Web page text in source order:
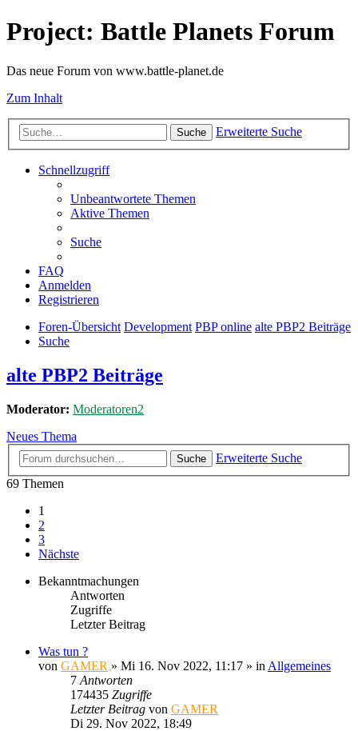
Project: Battle Planets Forum
Das neue Forum von www.battle-planet.de
Zum Inhalt
Suche Erweiterte Suche
Schnellzugriff
Unbeantwortete Themen
Aktive Themen
Suche
FAQ
Anmelden
Registrieren
Foren-Übersicht Development PBP online alte PBP2 Beiträge
Suche
alte PBP2 Beiträge
Moderator: Moderatoren2
Neues Thema
Suche
Erweiterte Suche
69 Themen
1
2
3
Nächste
Bekanntmachungen
Antworten
Zugriffe
Letzter Beitrag
Was tun ?
von GAMER » Mi 16. Nov 2022, 11:17 » in Allgemeines
7 Antworten
174435 Zugriffe
Letzter Beitrag von GAMER
Di 29. Nov 2022, 18:49